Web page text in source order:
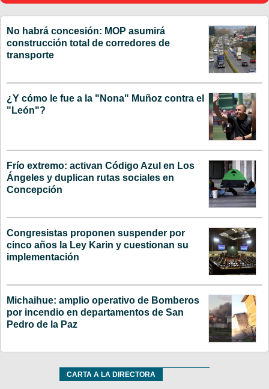
No habrá concesión: MOP asumirá
construcción total de corredores de
transporte
¿Y cómo le fue a la "Nona" Muñoz contra el
"León"?
Frío extremo: activan Código Azul en Los
Ángeles y duplican rutas sociales en
Concepción
Congresistas proponen suspender por
cinco años la Ley Karin y cuestionan su
implementación
Michaihue: amplio operativo de Bomberos
por incendio en departamentos de San
Pedro de la Paz
CARTA A LA DIRECTORA